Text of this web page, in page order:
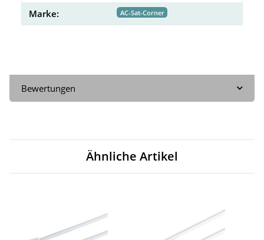
Marke: AC-Sat-Corner
Bewertungen
Ähnliche Artikel